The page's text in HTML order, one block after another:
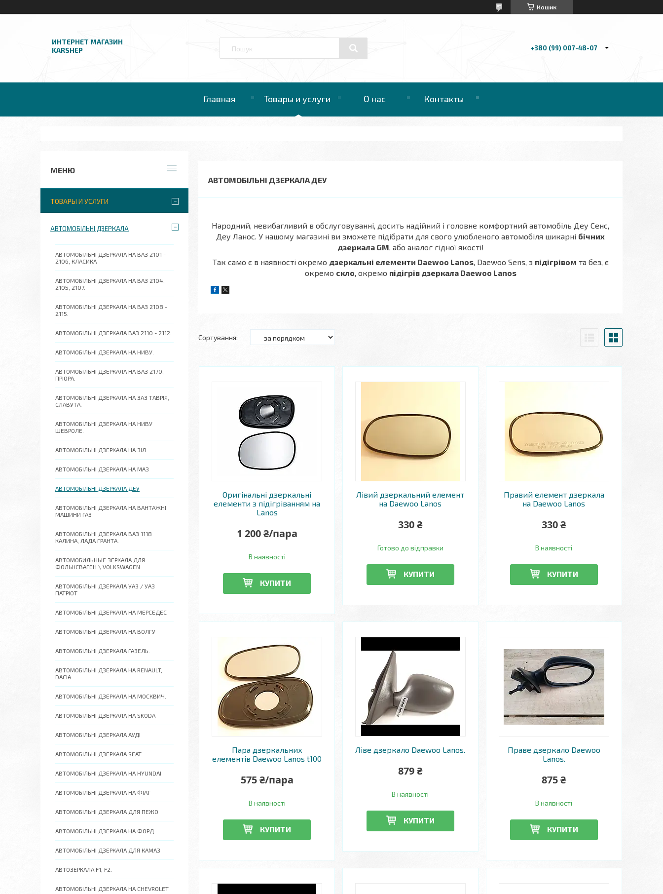
Кошик
ИНТЕРНЕТ МАГАЗИН
KARSHEP
+380 (99) 007-48-07
Главная Товары и услуги О нас Контакты
АВТОМОБІЛЬНІ ДЗЕРКАЛА ДЕУ
Народний, невибагливий в обслуговуванні, досить надійний і головне комфортний автомобіль Деу Сенс,
Деу Ланос. У нашому магазині ви зможете підібрати для свого улюбленого автомобіля шикарні бічних
дзеркала GM, або аналог гідної якості!
Так само є в наявності окремо дзеркальні елементи Daewoo Lanos, Daewoo Sens, з підігрівом та без, є
окремо скло, окремо підігрів дзеркала Daewoo Lanos
Оригінальні дзеркальні
елементи з підігріванням на
Lanos
1 200 ₴/пара
В наявності
КУПИТИ
Лівий дзеркальний елемент
на Daewoo Lanos
330 ₴
Готово до відправки
КУПИТИ
Правий елемент дзеркала
на Daewoo Lanos
330 ₴
В наявності
КУПИТИ
Пара дзеркальних
елементів Daewoo Lanos t100
575 ₴/пара
В наявності
КУПИТИ
Ліве дзеркало Daewoo Lanos.
879 ₴
В наявності
КУПИТИ
Праве дзеркало Daewoo
Lanos.
875 ₴
В наявності
КУПИТИ
ТОВАРЫ И УСЛУГИ
АВТОМОБІЛЬНІ ДЗЕРКАЛА
АВТОМОБІЛЬНІ ДЗЕРКАЛА НА ВАЗ 2101 -
2106, КЛАСИКА
АВТОМОБІЛЬНІ ДЗЕРКАЛА НА ВАЗ 2104,
2105, 2107.
АВТОМОБІЛЬНІ ДЗЕРКАЛА НА ВАЗ 2108 -
2115.
АВТОМОБІЛЬНІ ДЗЕРКАЛА ВАЗ 2110 - 2112.
АВТОМОБІЛЬНІ ДЗЕРКАЛА НА НИВУ.
АВТОМОБІЛЬНІ ДЗЕРКАЛА НА ВАЗ 2170,
ПРІОРА.
АВТОМОБІЛЬНІ ДЗЕРКАЛА НА ЗАЗ ТАВРІЯ,
СЛАВУТА.
АВТОМОБІЛЬНІ ДЗЕРКАЛА НА НИВУ
ШЕВРОЛЕ.
АВТОМОБІЛЬНІ ДЗЕРКАЛА НА ЗІЛ
АВТОМОБІЛЬНІ ДЗЕРКАЛА НА МАЗ
АВТОМОБІЛЬНІ ДЗЕРКАЛА ДЕУ
АВТОМОБІЛЬНІ ДЗЕРКАЛА НА ВАНТАЖНІ
МАШИНИ ГАЗ
АВТОМОБІЛЬНІ ДЗЕРКАЛА ВАЗ 1118
КАЛИНА, ЛАДА ГРАНТА.
АВТОМОБИЛЬНЫЕ ЗЕРКАЛА ДЛЯ
ФОЛЬКСВАГЕН \ VOLKSWAGEN
АВТОМОБІЛЬНІ ДЗЕРКАЛА УАЗ / УАЗ
ПАТРІОТ
АВТОМОБІЛЬНІ ДЗЕРКАЛА НА МЕРСЕДЕС
АВТОМОБІЛЬНІ ДЗЕРКАЛА НА ВОЛГУ
АВТОМОБІЛЬНІ ДЗЕРКАЛА ГАЗЕЛЬ.
АВТОМОБІЛЬНІ ДЗЕРКАЛА НА RENAULT,
DACIA
АВТОМОБІЛЬНІ ДЗЕРКАЛА НА МОСКВИЧ.
АВТОМОБІЛЬНІ ДЗЕРКАЛА НА SKODA
АВТОМОБІЛЬНІ ДЗЕРКАЛА АУДІ
АВТОМОБІЛЬНІ ДЗЕРКАЛА SEAT
АВТОМОБІЛЬНІ ДЗЕРКАЛА НА HYUNDAI
АВТОМОБІЛЬНІ ДЗЕРКАЛА НА ФІАТ
АВТОМОБІЛЬНІ ДЗЕРКАЛА ДЛЯ ПЕЖО
АВТОМОБІЛЬНІ ДЗЕРКАЛА НА ФОРД
АВТОМОБІЛЬНІ ДЗЕРКАЛА ДЛЯ КАМАЗ
АВТОЗЕРКАЛА F1, F2.
АВТОМОБІЛЬНІ ДЗЕРКАЛА НА CHEVROLET